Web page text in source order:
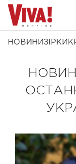
НОВИНИ ЗІРКИ